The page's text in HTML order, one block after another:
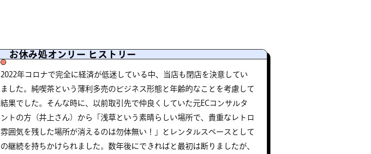
お休み処オンリー ヒストリー
2022年コロナで完全に経済が低迷している中、当店も閉店を決意してい
ました。純喫茶という薄利多売のビジネス形態と年齢的なことを考慮して
結果でした。そんな時に、以前取引先で仲良くしていた元ECコンサルタ
ントの方（井上さん）から「浅草という素晴らしい場所で、貴重なレトロ
雰囲気を残した場所が消えるのは勿体無い！」とレンタルスペースとして
の継続を持ちかけられました。数年後にできればと最初は断りましたが、